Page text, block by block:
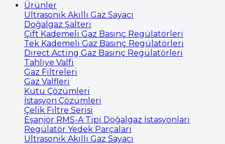
Ürünler
Ultrasonik Akıllı Gaz Sayacı
Doğalgaz Şalteri
Çift Kademeli Gaz Basınç Regülatörleri
Tek Kademeli Gaz Basınç Regülatörleri
Direct Acting Gaz Basınç Regülatörleri
Tahliye Valfi
Gaz Filtreleri
Gaz Valfleri
Kutu Çözümleri
İstasyon Çözümleri
Çelik Filtre Serisi
Eşanjör RMS-A Tipi Doğalgaz İstasyonları
Regülatör Yedek Parçaları
Ultrasonik Akıllı Gaz Sayacı